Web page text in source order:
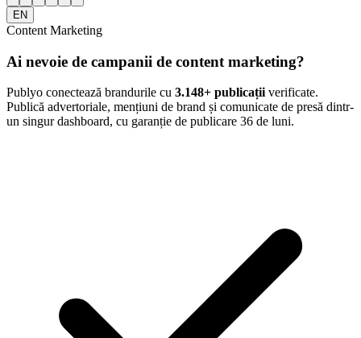
EN
Content Marketing
Ai nevoie de campanii de content marketing?
Publyo conectează brandurile cu 3.148+ publicații verificate.
Publică advertoriale, mențiuni de brand și comunicate de presă dintr-
un singur dashboard, cu garanție de publicare 36 de luni.